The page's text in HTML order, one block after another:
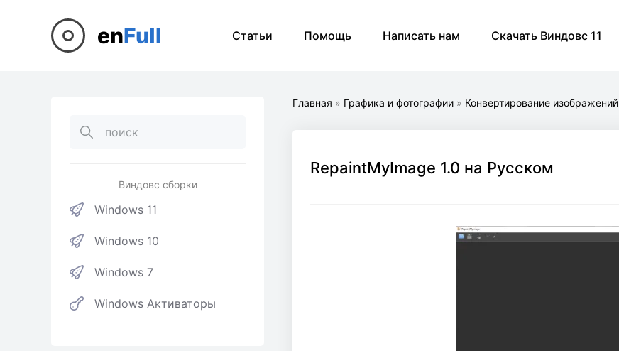
enFull Статьи Помощь Написать нам Скачать Виндовс 11
Виндовс сборки
Windows 11
Windows 10
Windows 7
Windows Активаторы
Главная » Графика и фотографии » Конвертирование изображений
RepaintMyImage 1.0 на Русском